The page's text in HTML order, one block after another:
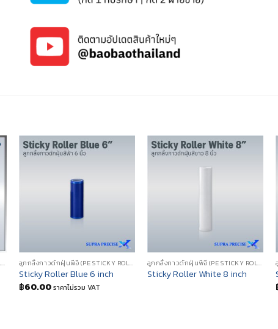
ลูกกลิ้งกาวดักฝุ่นพีอี (PE STICKY ROLLER) ลูกกลิ้งกาวดักฝุ่นพีอี (PE STICKY ROLLER)
Sticky Roller Blue 6 inch
฿60.00ราคาไม่รวม VAT
ลูกกลิ้งกาวดักฝุ่นพีอี (PE STICKY ROLLER)
Sticky Roller White 8 inch